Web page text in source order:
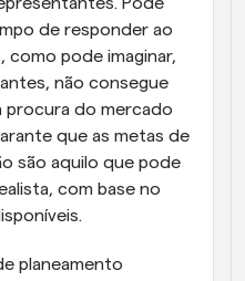
de responder ao
como pode imaginar,
não consegue
procura do mercado
que as metas de
são aquilo que pode
com base no
planeamento